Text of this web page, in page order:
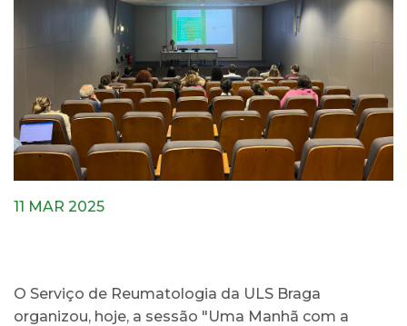
11 MAR 2025
O Serviço de Reumatologia da ULS Braga
organizou, hoje, a sessão "Uma Manhã com a